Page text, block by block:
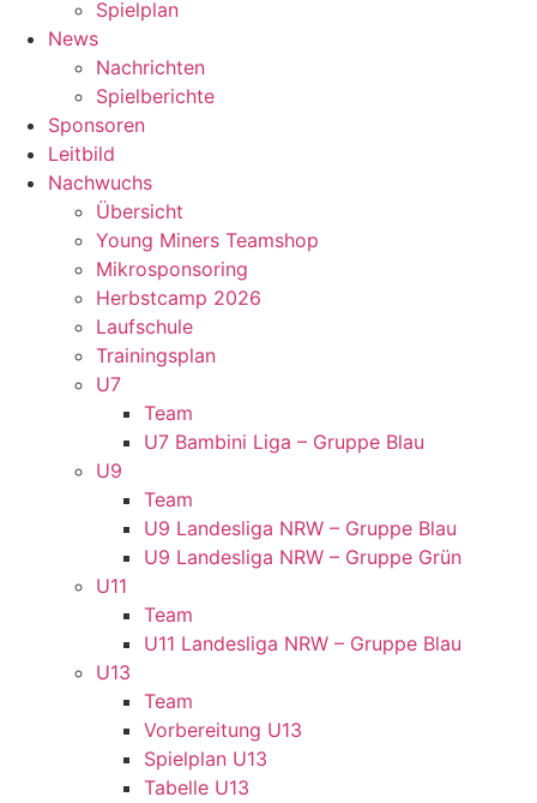
Spielplan
News
Nachrichten
Spielberichte
Sponsoren
Leitbild
Nachwuchs
Übersicht
Young Miners Teamshop
Mikrosponsoring
Herbstcamp 2026
Laufschule
Trainingsplan
U7
Team
U7 Bambini Liga – Gruppe Blau
U9
Team
U9 Landesliga NRW – Gruppe Blau
U9 Landesliga NRW – Gruppe Grün
U11
Team
U11 Landesliga NRW – Gruppe Blau
U13
Team
Vorbereitung U13
Spielplan U13
Tabelle U13